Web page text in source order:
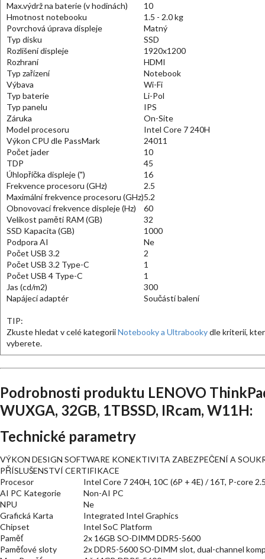
Max.výdrž na baterie (v hodinách)
10
Hmotnost notebooku
1.5 - 2.0 kg
Povrchová úprava displeje
Matný
Typ disku
SSD
Rozlišení displeje
1920x1200
Rozhraní
HDMI
Typ zařízení
Notebook
Výbava
Wi-Fi
Typ baterie
Li-Pol
Typ panelu
IPS
Záruka
On-Site
Model procesoru
Intel Core 7 240H
Výkon CPU dle PassMark
24011
Počet jader
10
TDP
45
Úhlopříčka displeje (")
16
Frekvence procesoru (GHz)
2.5
Maximální frekvence procesoru (GHz)5.2
Obnovovací frekvence displeje (Hz)
60
Velikost paměti RAM (GB)
32
SSD Kapacita (GB)
1000
Podpora AI
Ne
Počet USB 3.2
2
Počet USB 3.2 Type-C
1
Počet USB 4 Type-C
1
Jas (cd/m2)
300
Napájecí adaptér
Součástí balení
TIP:
Zkuste hledat v celé kategoriiNotebooky a Ultrabookydle kriterií,
vyberete.
Podrobnosti produktu LENOVO
WUXGA, 32GB, 1TBSSD, IRcam, W11H:
Technické parametry
VÝKON DESIGN SOFTWARE KONEKTIVITA ZABEZPEČENÍ A
PŘÍSLUŠENSTVÍ CERTIFIKACE
Procesor
Intel Core 7 240H, 10C (6P + 4E) / 16T, P-core
AI PC Kategorie
Non-AI PC
NPU
Ne
Grafická Karta
Integrated Intel Graphics
Chipset
Intel SoC Platform
Paměť
2x 16GB SO-DIMM DDR5-5600
Paměťové sloty
2x DDR5-5600 SO-DIMM slot, dual-channel